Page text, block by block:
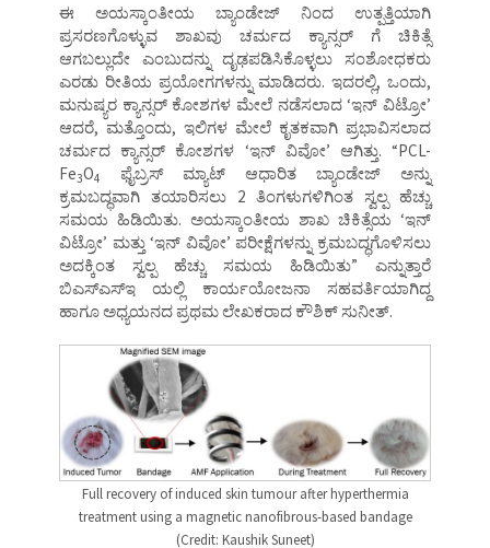
ಈ ಅಯಸ್ಕಾಂತೀಯ ಬ್ಯಾಂಡೇಜ್ ನಿಂದ ಉತ್ಪತ್ತಿಯಾಗಿ
ಪ್ರಸರಣಗೊಳ್ಳುವ ಶಾಖವು ಚರ್ಮದ ಕ್ಯಾನ್ಸರ್ ಗೆ ಚಿಕಿತ್ಸೆ
ಆಗಬಲ್ಲುದೇ ಎಂಬುದನ್ನು ದೃಢಪಡಿಸಿಕೊಳ್ಳಲು ಸಂಶೋಧಕರು
ಎರಡು ರೀತಿಯ ಪ್ರಯೋಗಗಳನ್ನು ಮಾಡಿದರು. ಇದರಲ್ಲಿ, ಒಂದು,
ಮನುಷ್ಯರ ಕ್ಯಾನ್ಸರ್ ಕೋಶಗಳ ಮೇಲೆ ನಡೆಸಲಾದ ‘ಇನ್ ವಿಟ್ರೋ’
ಆದರೆ, ಮತ್ತೊಂದು, ಇಲಿಗಳ ಮೇಲೆ ಕೃತಕವಾಗಿ ಪ್ರಭಾವಿಸಲಾದ
ಚರ್ಮದ ಕ್ಯಾನ್ಸರ್ ಕೋಶಗಳ ‘ಇನ್ ವಿವೋ’ ಆಗಿತ್ತು. “PCL-
Fe3O4
ಫೈಬ್ರಸ್ ಮ್ಯಾಟ್ ಆಧಾರಿತ ಬ್ಯಾಂಡೇಜ್ ಅನ್ನು
ಕ್ರಮಬದ್ಧವಾಗಿ ತಯಾರಿಸಲು 2 ತಿಂಗಳುಗಳಿಗಿಂತ ಸ್ವಲ್ಪ ಹೆಚ್ಚು
ಸಮಯ ಹಿಡಿಯಿತು. ಅಯಸ್ಕಾಂತೀಯ ಶಾಖ ಚಿಕಿತ್ಸೆಯ ‘ಇನ್
ವಿಟ್ರೋ’ ಮತ್ತು ‘ಇನ್ ವಿವೋ’ ಪರೀಕ್ಷೆಗಳನ್ನು ಕ್ರಮಬದ್ಧಗೊಳಿಸಲು
ಅದಕ್ಕಿಂತ ಸ್ವಲ್ಪ ಹೆಚ್ಚು ಸಮಯ ಹಿಡಿಯಿತು” ಎನ್ನುತ್ತಾರೆ
ಬಿಎಸ್ಎಸ್ಇ ಯಲ್ಲಿ ಕಾರ್ಯಯೋಜನಾ ಸಹವರ್ತಿಯಾಗಿದ್ದ
ಹಾಗೂ ಅಧ್ಯಯನದ ಪ್ರಥಮ ಲೇಖಕರಾದ ಕೌಶಿಕ್ ಸುನೀತ್.
Full recovery of induced skin tumour after hyperthermia
treatment using a magnetic nanofibrous-based bandage
(Credit: Kaushik Suneet)